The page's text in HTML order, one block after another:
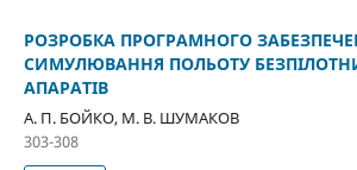
РОЗРОБКА ПРОГРАМНОГО
СИМУЛЮВАННЯ ПОЛЬОТУ
АПАРАТІВ
А. П. БОЙКО, М. В. ШУМАКОВ
303-308